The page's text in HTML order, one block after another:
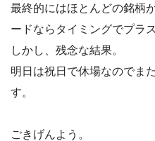
最終的にはほとんどの銘柄
ードならタイミングでプラ
しかし、残念な結果。
明日は祝日で休場なのでま
す。
ごきげんよう。